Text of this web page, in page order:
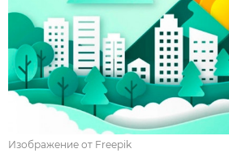
Изображение от Freepik